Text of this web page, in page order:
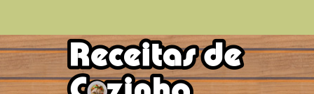
Skip
to
content